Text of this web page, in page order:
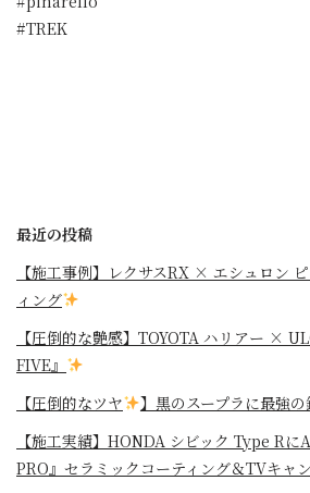
#TREK
最近の投稿
【施工事例】レクサスRX × エシュロン
ィング
【圧倒的な艶感】TOYOTA ハリアー ×
FIVE』
【圧倒的なツヤ
】黒のスープラに最強の
【施工実績】HONDA シビック Type R
PRO』セラミックコーティング＆TVキャ